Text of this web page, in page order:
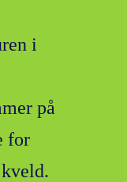
i
på
for